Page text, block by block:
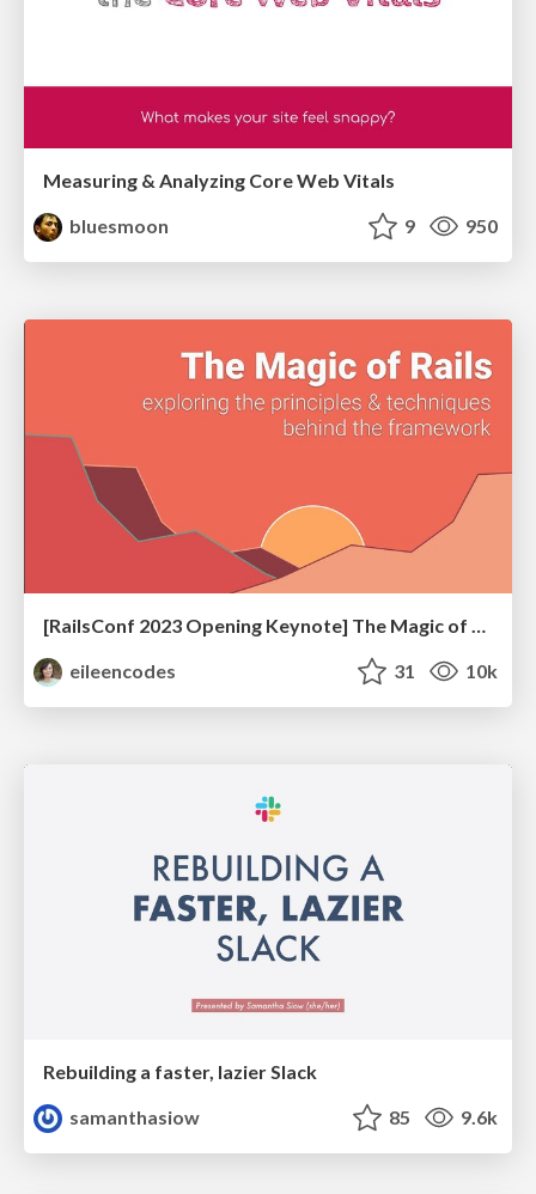
Measuring & Analyzing Core Web Vitals
bluesmoon
9 950
[RailsConf 2023 Opening Keynote] The Magic of Rails
eileencodes
31 10k
Rebuilding a faster, lazier Slack
samanthasiow
85 9.6k